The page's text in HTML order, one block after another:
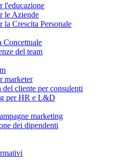
l'educazione
le Aziende
la Crescita Personale
Concettuale
del team
marketer
cliente per consulenti
per HR e L&D
marketing
dei dipendenti